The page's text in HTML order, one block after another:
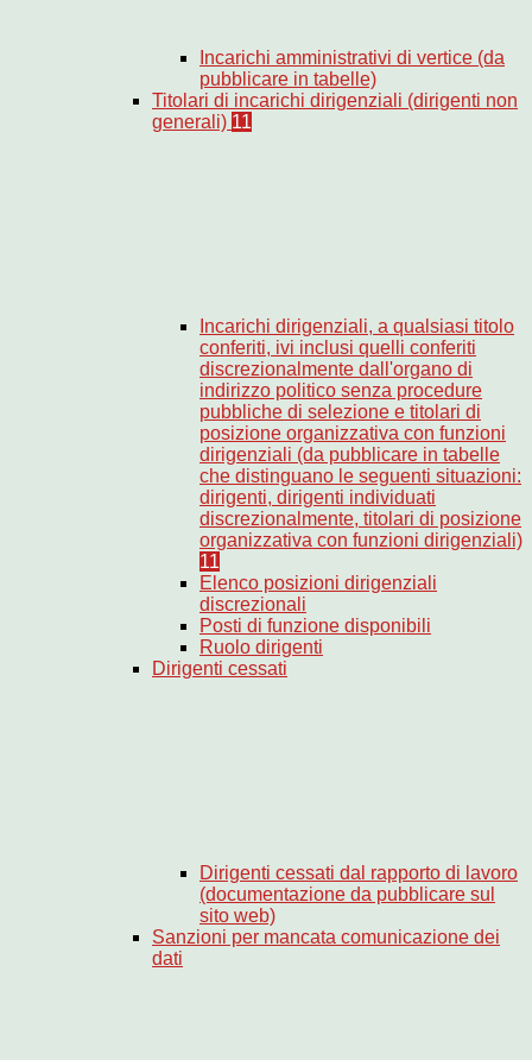
Incarichi amministrativi di vertice (da
pubblicare in tabelle)
Titolari di incarichi dirigenziali (dirigenti non
generali) 11
Incarichi dirigenziali, a qualsiasi titolo
conferiti, ivi inclusi quelli conferiti
discrezionalmente dall'organo di
indirizzo politico senza procedure
pubbliche di selezione e titolari di
posizione organizzativa con funzioni
dirigenziali (da pubblicare in tabelle
che distinguano le seguenti situazioni:
dirigenti, dirigenti individuati
discrezionalmente, titolari di posizione
organizzativa con funzioni dirigenziali)
11
Elenco posizioni dirigenziali
discrezionali
Posti di funzione disponibili
Ruolo dirigenti
Dirigenti cessati
Dirigenti cessati dal rapporto di lavoro
(documentazione da pubblicare sul
sito web)
Sanzioni per mancata comunicazione dei
dati